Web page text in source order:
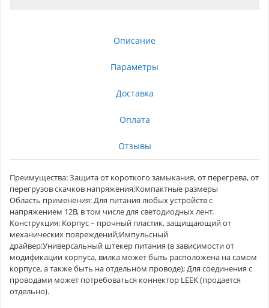
Описание
Параметры
Доставка
Оплата
Отзывы
Преимущества: Защита от короткого замыкания, от перегрева, от
перегрузов скачков напряжения;Компактные размеры
Область применения: Для питания любых устройств с
напряжением 12В, в том числе для светодиодных лент.
Конструкция: Корпус – прочный пластик, защищающий от
механических повреждений;Импульсный
драйвер;Универсальный штекер питания (в зависимости от
модификации корпуса, вилка может быть расположена на самом
корпусе, а также быть на отдельном проводе); Для соединения с
проводами может потребоваться коннектор LEEK (продается
отдельно).